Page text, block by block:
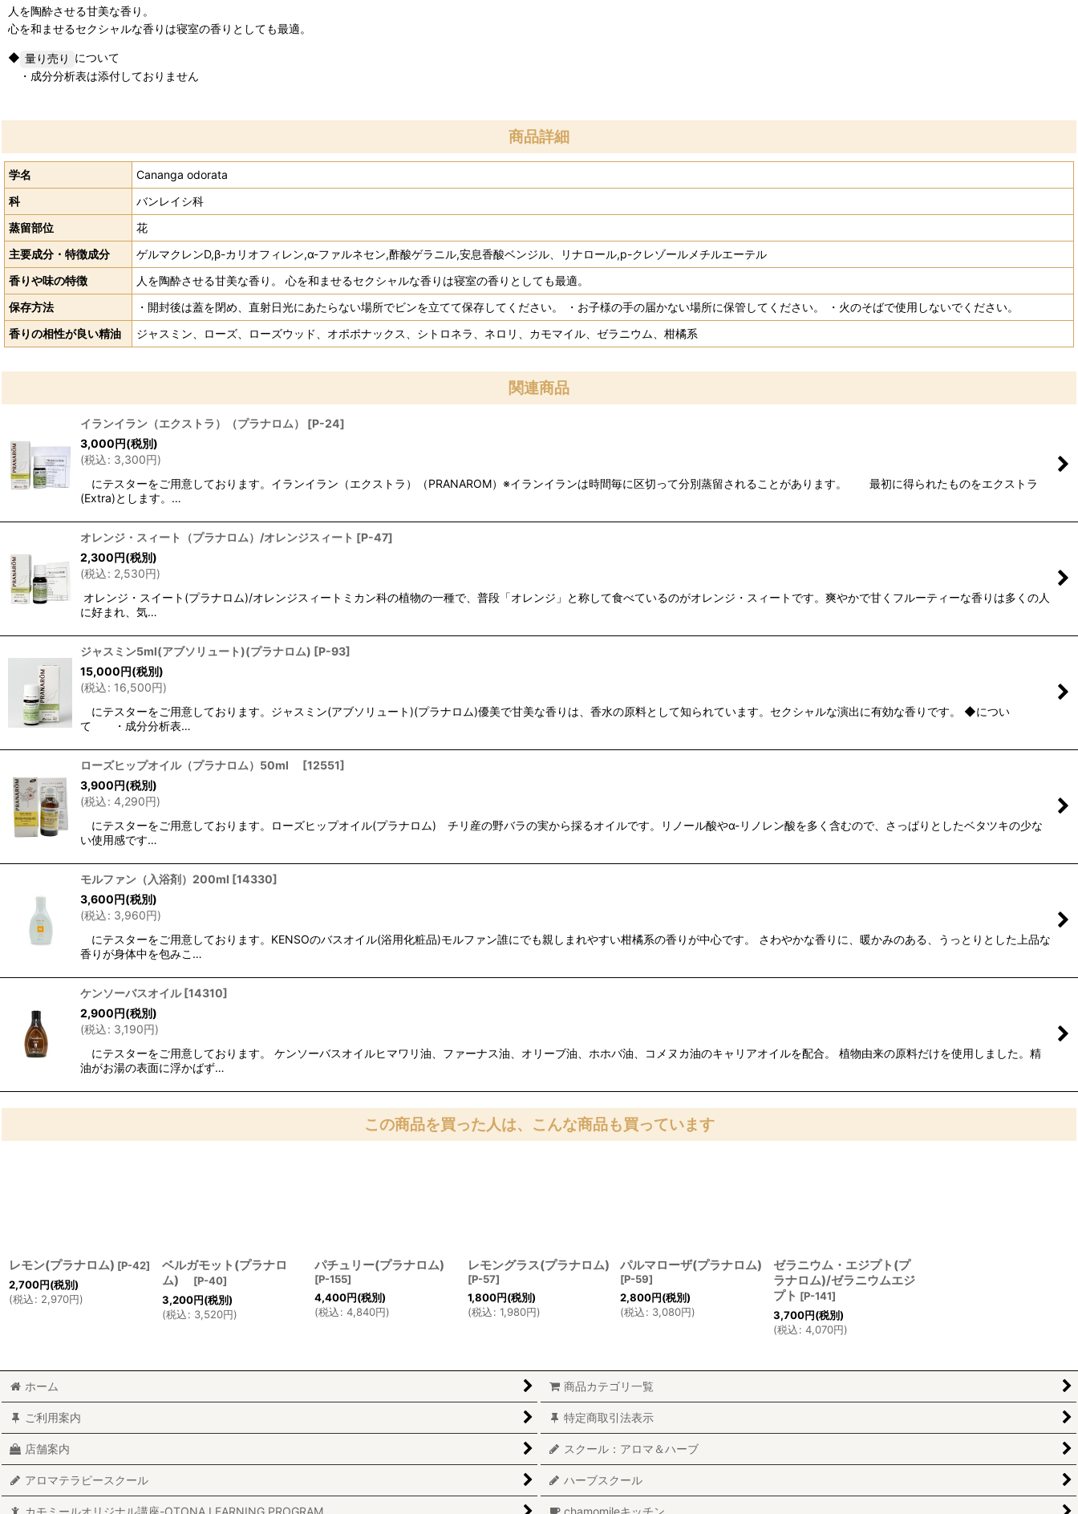
人を陶酔させる甘美な香り。
心を和ませるセクシャルな香りは寝室の香りとしても最適。
◆
について
・成分分析表は添付しておりません
商品詳細
学名
Cananga odorata
科
バンレイシ科
蒸留部位
花
主要成分・特徴成分
ゲルマクレンD,β-カリオフィレン,α-ファルネセン,酢酸ゲラニル,安息香酸ベンジル、リナロール,p-クレゾールメチルエーテル
香りや味の特徴
人を陶酔させる甘美な香り。 心を和ませるセクシャルな香りは寝室の香りとしても最適。
保存方法
・開封後は蓋を閉め、直射日光にあたらない場所でビンを立てて保存してください。 ・お子様の手の届かない場所に保管してください。 ・火のそばで使用しないでください。
香りの相性が良い精油
ジャスミン、ローズ、ローズウッド、オポポナックス、シトロネラ、ネロリ、カモマイル、ゼラニウム、柑橘系
関連商品
イランイラン（エクストラ）（プラナロム） [P-24]
3,000円(税別)
(税込: 3,300円)
にテスターをご用意しております。イランイラン（エクストラ）（PRANAROM）※イランイランは時間毎に区切って分別蒸留されることがあります。 最初に得られたものをエクストラ
(Extra)とします。…
オレンジ・スィート（プラナロム）/オレンジスィート [P-47]
2,300円(税別)
(税込: 2,530円)
オレンジ・スイート(プラナロム)/オレンジスィートミカン科の植物の一種で、普段「オレンジ」と称して食べているのがオレンジ・スィートです。爽やかで甘くフルーティーな香りは多くの人
に好まれ、気…
ジャスミン5ml(アブソリュート)(プラナロム) [P-93]
15,000円(税別)
(税込: 16,500円)
にテスターをご用意しております。ジャスミン(アブソリュート)(プラナロム)優美で甘美な香りは、香水の原料として知られています。セクシャルな演出に有効な香りです。 ◆につい
て ・成分分析表…
ローズヒップオイル（プラナロム）50ml [12551]
3,900円(税別)
(税込: 4,290円)
にテスターをご用意しております。ローズヒップオイル(プラナロム) チリ産の野バラの実から採るオイルです。リノール酸やα-リノレン酸を多く含むので、さっぱりとしたベタツキの少な
い使用感です…
モルファン（入浴剤）200ml [14330]
3,600円(税別)
(税込: 3,960円)
にテスターをご用意しております。KENSOのバスオイル(浴用化粧品)モルファン誰にでも親しまれやすい柑橘系の香りが中心です。 さわやかな香りに、暖かみのある、うっとりとした上品な
香りが身体中を包みこ…
ケンソーバスオイル[14310]
2,900円(税別)
(税込: 3,190円)
にテスターをご用意しております。 ケンソーバスオイルヒマワリ油、ファーナス油、オリーブ油、ホホバ油、コメヌカ油のキャリアオイルを配合。 植物由来の原料だけを使用しました。精
油がお湯の表面に浮かばず…
この商品を買った人は、こんな商品も買っています
レモン(プラナロム) [P-42]
2,700円(税別)
(税込: 2,970円)
ベルガモット(プラナロ
ム)
[P-40]
3,200円(税別)
(税込: 3,520円)
パチュリー(プラナロム)
[P-155]
4,400円(税別)
(税込: 4,840円)
レモングラス(プラナロム)
[P-57]
1,800円(税別)
(税込: 1,980円)
パルマローザ(プラナロム)
[P-59]
2,800円(税別)
(税込: 3,080円)
ゼラニウム・エジプト(プ
ラナロム)/ゼラニウムエジ
プト [P-141]
3,700円(税別)
(税込: 4,070円)
ホーム 商品カテゴリ一覧
ご利用案内 特定商取引法表示
店舗案内 スクール：アロマ＆ハーブ
アロマテラピースクール ハーブスクール
カモミールオリジナル講座-OTONA LEARNING PROGRAM chamomileキッチン